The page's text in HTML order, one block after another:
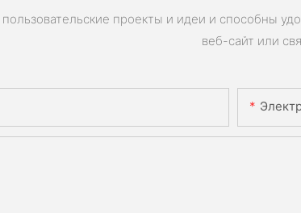
проекты и идеи и способны
веб-сайт или